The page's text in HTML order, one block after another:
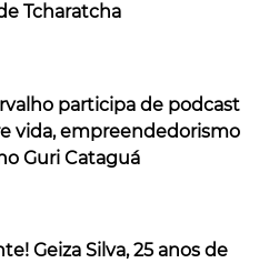
Tcharatcha
participa de podcast
vida, empreendedorismo
Guri Cataguá
Geiza Silva, 25 anos de